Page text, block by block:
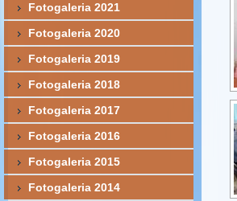
Fotogaleria 2021
Fotogaleria 2020
Fotogaleria 2019
Fotogaleria 2018
Fotogaleria 2017
Fotogaleria 2016
Fotogaleria 2015
Fotogaleria 2014